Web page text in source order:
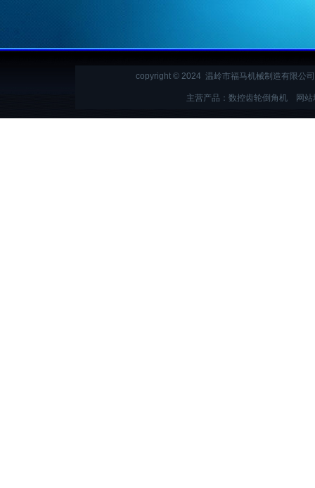
copyright © 2024 温岭市福马机械制造有限
主营产品：数控齿轮倒角机 网